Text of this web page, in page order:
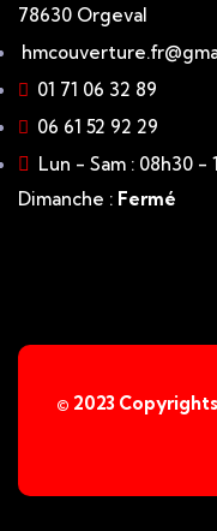
78630 Orgeval
01 71 06 32 89
06 61 52 92 29
Lun - Sam : 08h30 -
Dimanche : Fermé
© 2023